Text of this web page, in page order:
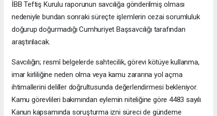
İBB Teftiş Kurulu raporunun savcılığa gönderilmiş olması
nedeniyle bundan sonraki süreçte işlemlerin cezai sorumluluk
doğurup doğurmadığı Cumhuriyet Başsavcılığı tarafından
araştırılacak.
Savcılığın; resmî belgelerde sahtecilik, görevi kötüye kullanma,
imar kirliliğine neden olma veya kamu zararına yol açma
ihtimallerini deliller doğrultusunda değerlendirmesi bekleniyor.
Kamu görevlileri bakımından eylemin niteliğine göre 4483 sayılı
Kanun kapsamında soruşturma izni süreci de gündeme